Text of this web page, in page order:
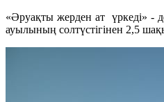
«Әруақты жерден ат үркеді» -
ауылының солтүстігінен 2,5